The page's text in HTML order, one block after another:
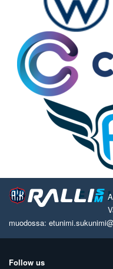
muodossa:
Follow us